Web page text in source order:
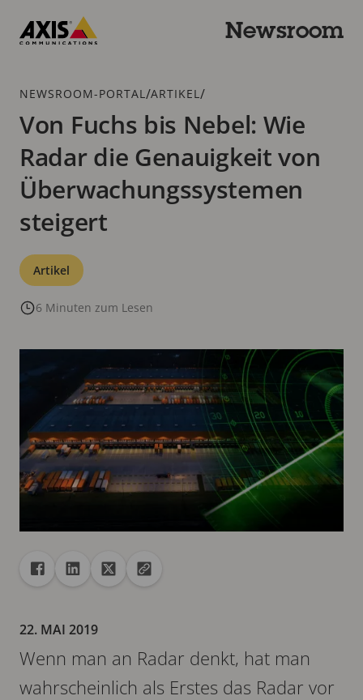
Hauptinhalt
springen
Newsroom
Breadcrumb
NEWSROOM-PORTAL /ARTIKEL /
Von Fuchs bis Nebel: Wie
Radar die Genauigkeit von
Überwachungssystemen
steigert
Kategorien
Artikel
6 Minuten zum Lesen
Freigabe
Teilen auf Facebook
Teilen auf Linkedin
Teilen auf XURL in die Zwischenablage kopieren
22. MAI 2019
Wenn man an Radar denkt, hat man
wahrscheinlich als Erstes das Radar vor